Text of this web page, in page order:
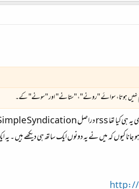
نہیں ہوتا، سوائے "رونے"، "ستانے" اور "سونے" کے۔
http://